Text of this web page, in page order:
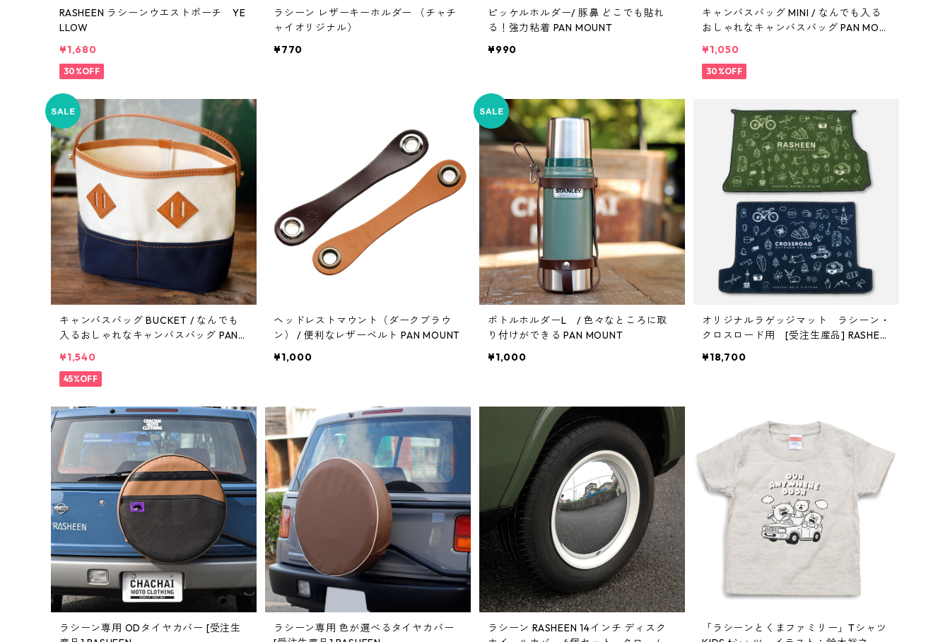
RASHEEN ラシーンウエストポーチ YE
LLOW
¥1,680
30%OFF
ラシーン レザーキーホルダー （チャチ
ャイオリジナル）
¥770
ピッケルホルダー/ 豚鼻 どこでも貼れ
る！強力粘着 PAN MOUNT
¥990
キャンバスバッグ MINI / なんでも入る
おしゃれなキャンバスバッグ PAN MOU
¥1,050
30%OFF
キャンバスバッグ BUCKET / なんでも
入るおしゃれなキャンバスバッグ PAN
¥1,540
45%OFF
ヘッドレストマウント（ダークブラウ
ン） / 便利なレザーベルト PAN MOUNT
¥1,000
ボトルホルダーL / 色々なところに取
り付けができる PAN MOUNT
¥1,000
オリジナルラゲッジマット ラシーン・
クロスロード用 [受注生産品] RASHEE
¥18,700
ラシーン専用 ODタイヤカバー [受注生
ラシーン専用 色が選べるタイヤカバー
ラシーン RASHEEN 14インチ ディスク
「ラシーンとくまファミリー」Tシャツ